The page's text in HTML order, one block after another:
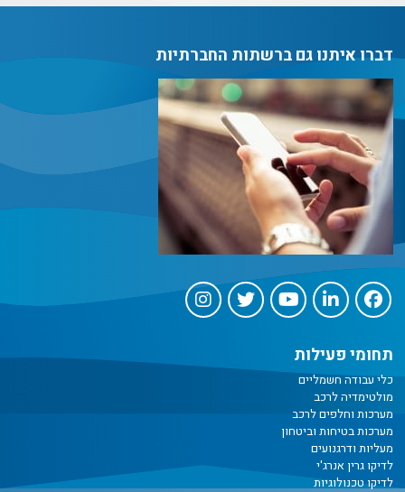
דברו איתנו גם ברשתות החברתיות
תחומי פעילות
כלי עבודה חשמליים
מולטימדיה לרכב
מערכות וחלפים לרכב
מערכות בטיחות וביטחון
מעליות ודרגנועים
לדיקו גרין אנרג'י
לדיקו טכנולוגיות